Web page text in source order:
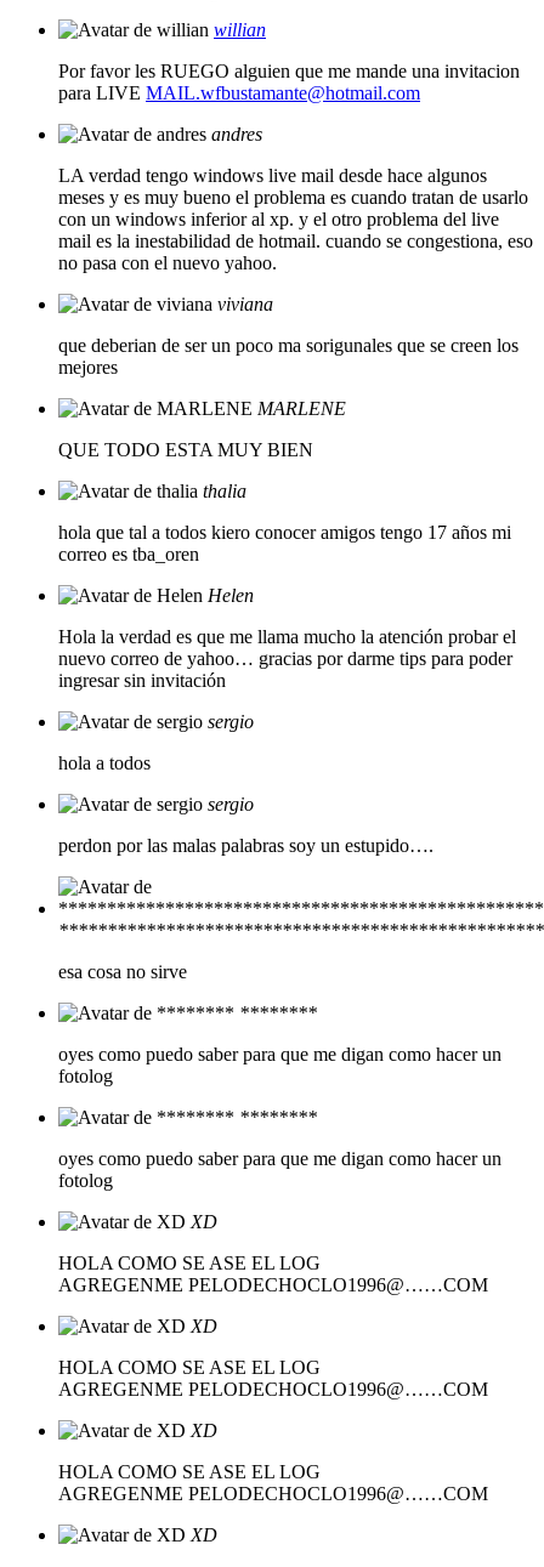
willian
Por favor les RUEGO alguien que me mande una invitacion
para LIVE MAIL.wfbustamante@hotmail.com
andres
LA verdad tengo windows live mail desde hace algunos
meses y es muy bueno el problema es cuando tratan de usarlo
con un windows inferior al xp. y el otro problema del live
mail es la inestabilidad de hotmail. cuando se congestiona, eso
no pasa con el nuevo yahoo.
viviana
que deberian de ser un poco ma sorigunales que se creen los
mejores
MARLENE
QUE TODO ESTA MUY BIEN
thalia
hola que tal a todos kiero conocer amigos tengo 17 años mi
correo es tba_oren
Helen
Hola la verdad es que me llama mucho la atención probar el
nuevo correo de yahoo… gracias por darme tips para poder
ingresar sin invitación
sergio
hola a todos
sergio
perdon por las malas palabras soy un estupido….
**************************************************
esa cosa no sirve
********
oyes como puedo saber para que me digan como hacer un
fotolog
********
oyes como puedo saber para que me digan como hacer un
fotolog
XD
HOLA COMO SE ASE EL LOG
AGREGENME PELODECHOCLO1996@……COM
XD
HOLA COMO SE ASE EL LOG
AGREGENME PELODECHOCLO1996@……COM
XD
HOLA COMO SE ASE EL LOG
AGREGENME PELODECHOCLO1996@……COM
XD